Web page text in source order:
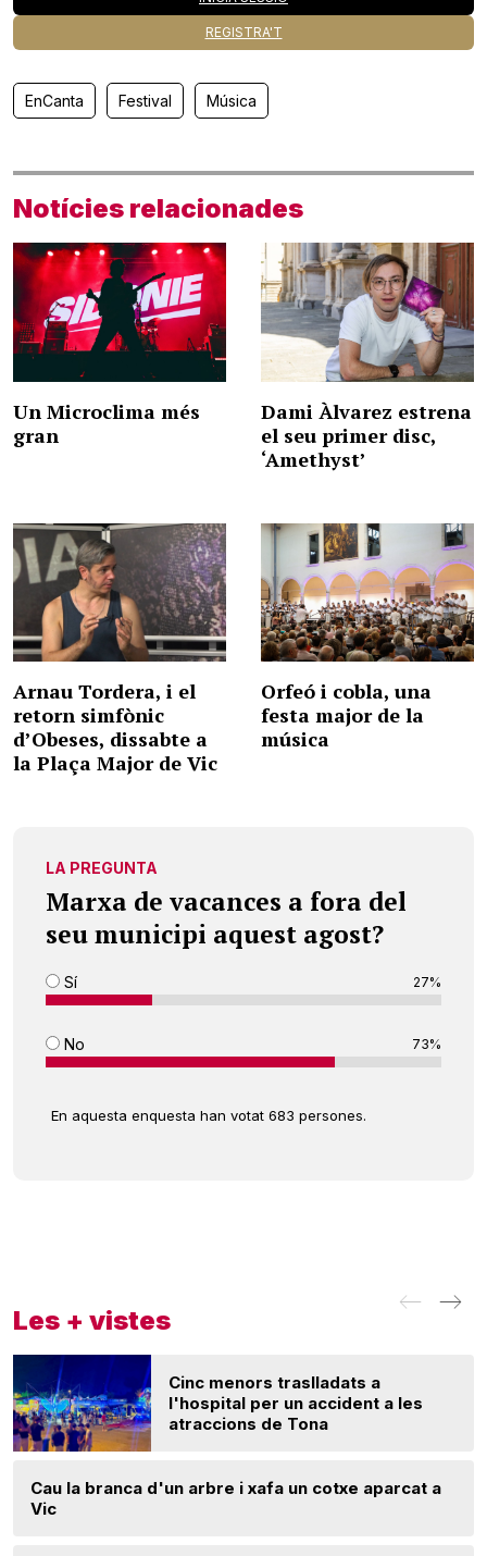
REGISTRA'T
EnCanta Festival Música
Notícies relacionades
Un Microclima més
gran
Dami Àlvarez estrena
el seu primer disc,
‘Amethyst’
Arnau Tordera, i el
retorn simfònic
d’Obeses, dissabte a
la Plaça Major de Vic
Orfeó i cobla, una
festa major de la
música
LA PREGUNTA
Marxa de vacances a fora del
seu municipi aquest agost?
Sí 27%
No 73%
En aquesta enquesta han votat 683 persones.
Les + vistes
Cinc menors traslladats a
l'hospital per un accident a les
atraccions de Tona
Cau la branca d'un arbre i xafa un cotxe aparcat a
Vic